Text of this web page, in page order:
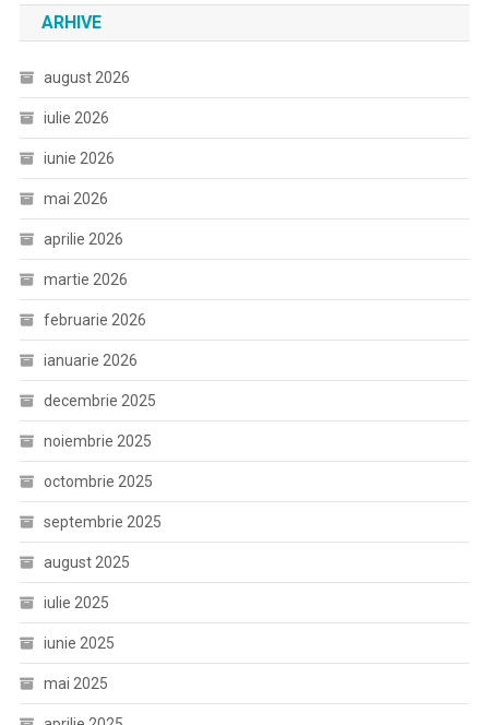
ARHIVE
august 2026
iulie 2026
iunie 2026
mai 2026
aprilie 2026
martie 2026
februarie 2026
ianuarie 2026
decembrie 2025
noiembrie 2025
octombrie 2025
septembrie 2025
august 2025
iulie 2025
iunie 2025
mai 2025